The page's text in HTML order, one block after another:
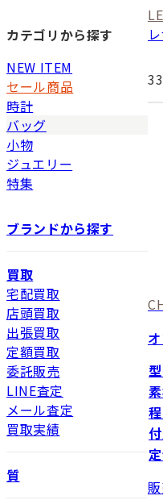
カテゴリから探す
NEW ITEM
セール商品
時計
バッグ
小物
ジュエリー
特集
ブランドから探す
買取
宅配買取
店頭買取
出張買取
定額買取
委託販売
LINE査定
メール査定
買取実績
質
販